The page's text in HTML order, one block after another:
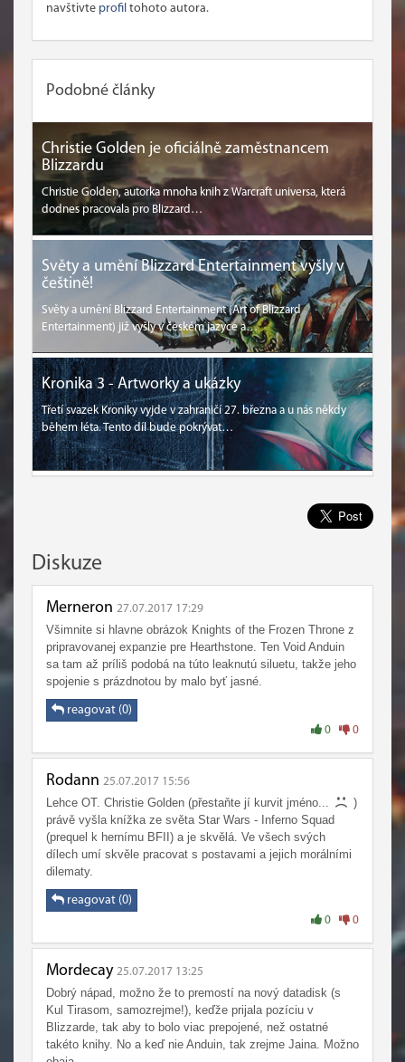
navštivte profil tohoto autora.
Podobné články
Christie Golden je oficiálně zaměstnancem
Blizzardu
Christie Golden, autorka mnoha knih z Warcraft universa, která
dodnes pracovala pro Blizzard…
Světy a umění Blizzard Entertainment vyšly v
češtině!
Světy a umění Blizzard Entertainment (Art of Blizzard
Entertainment) již vyšly v českém jazyce a…
Kronika 3 - Artworky a ukázky
Třetí svazek Kroniky vyjde v zahraničí 27. března a u nás někdy
během léta. Tento díl bude pokrývat…
Diskuze
Merneron 27.07.2017 17:29
Všimnite si hlavne obrázok Knights of the Frozen Throne z
pripravovanej expanzie pre Hearthstone. Ten Void Anduin
sa tam až príliš podobá na túto leaknutú siluetu, takže jeho
spojenie s prázdnotou by malo byť jasné.
reagovat (0)
0 0
Rodann 25.07.2017 15:56
Lehce OT. Christie Golden (přestaňte jí kurvit jméno...
)
právě vyšla knížka ze světa Star Wars - Inferno Squad
(prequel k hernímu BFII) a je skvělá. Ve všech svých
dílech umí skvěle pracovat s postavami a jejich morálními
dilematy.
reagovat (0)
0 0
Mordecay 25.07.2017 13:25
Dobrý nápad, možno že to premostí na nový datadisk (s
Kul Tirasom, samozrejme!), keďže prijala pozíciu v
Blizzarde, tak aby to bolo viac prepojené, než ostatné
takéto knihy. No a keď nie Anduin, tak zrejme Jaina. Možno